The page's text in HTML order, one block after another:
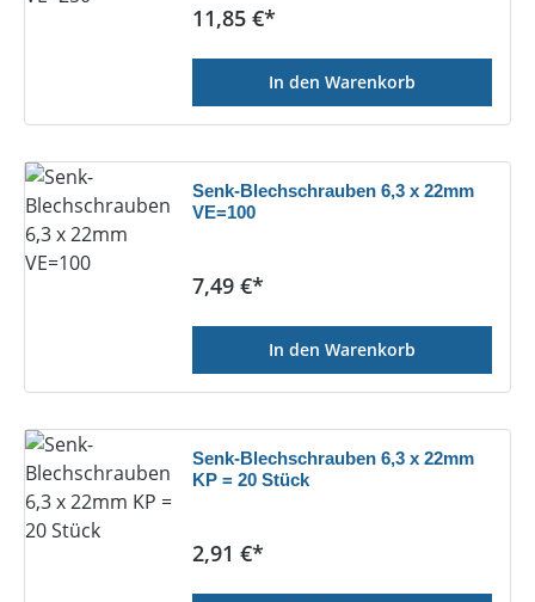
Regulärer Preis:
11,85 €*
In den Warenkorb
Senk-Blechschrauben 6,3 x 22mm
VE=100
Regulärer Preis:
7,49 €*
In den Warenkorb
Senk-Blechschrauben 6,3 x 22mm
KP = 20 Stück
Regulärer Preis:
2,91 €*